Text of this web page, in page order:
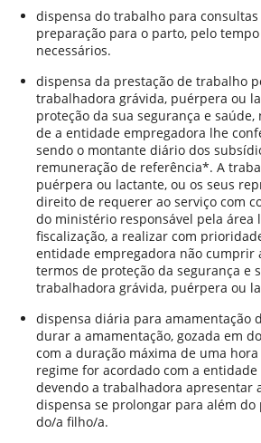
dispensa do trabalho para
preparação para o parto, pelo
necessários.
dispensa da prestação de trabalho
trabalhadora grávida, puérpera ou
proteção da sua segurança e
de a entidade empregadora lhe
sendo o montante diário dos
remuneração de referência*. A
puérpera ou lactante, ou os seus
direito de requerer ao serviço com
do ministério responsável pela área
fiscalização, a realizar com
entidade empregadora não cumprir
termos de proteção da segurança e
trabalhadora grávida, puérpera ou
dispensa diária para amamentação
durar a amamentação, gozada em
com a duração máxima de uma
regime for acordado com a
devendo a trabalhadora apresentar
dispensa se prolongar para além
do/a filho/a.